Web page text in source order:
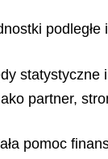
partner,
pomoc